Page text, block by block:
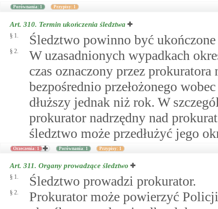
Porównania: 1 Przypisy: 1
Art. 310. Termin ukończenia śledztwa
§ 1. Śledztwo powinno być
§ 2.
W uzasadnionych wypadkach
czas oznaczony przez
bezpośrednio przełożonego
dłuższy jednak niż rok. W
prokurator nadrzędny nad
śledztwo może przedłużyć jego
Orzeczenia: 1 Porównania: 1 Przypisy: 1
Art. 311. Organy prowadzące śledztwo
§ 1. Śledztwo prowadzi prokurator.
§ 2.
Prokurator może powierzyć